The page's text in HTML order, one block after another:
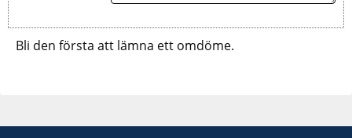
Bli den första att lämna ett omdöme.